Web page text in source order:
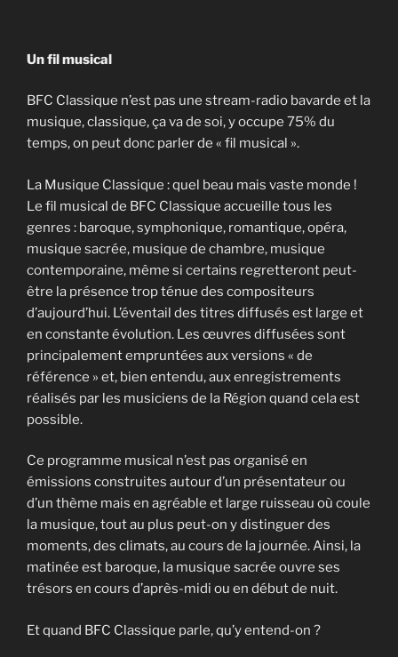
Un fil musical
BFC Classique n’est pas une stream-radio bavarde et la
musique, classique, ça va de soi, y occupe 75% du
temps, on peut donc parler de « fil musical ».
La Musique Classique : quel beau mais vaste monde !
Le fil musical de BFC Classique accueille tous les
genres : baroque, symphonique, romantique, opéra,
musique sacrée, musique de chambre, musique
contemporaine, même si certains regretteront peut-
être la présence trop ténue des compositeurs
d’aujourd’hui. L’éventail des titres diffusés est large et
en constante évolution. Les œuvres diffusées sont
principalement empruntées aux versions « de
référence » et, bien entendu, aux enregistrements
réalisés par les musiciens de la Région quand cela est
possible.
Ce programme musical n’est pas organisé en
émissions construites autour d’un présentateur ou
d’un thème mais en agréable et large ruisseau où coule
la musique, tout au plus peut-on y distinguer des
moments, des climats, au cours de la journée. Ainsi, la
matinée est baroque, la musique sacrée ouvre ses
trésors en cours d’après-midi ou en début de nuit.
Et quand BFC Classique parle, qu’y entend-on ?